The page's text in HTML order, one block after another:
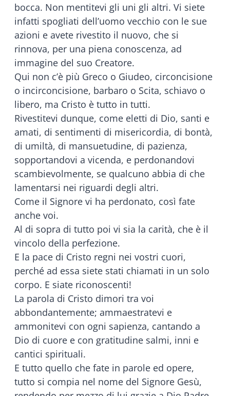
bocca. Non mentitevi gli uni gli altri. Vi siete
infatti spogliati dell’uomo vecchio con le sue
azioni e avete rivestito il nuovo, che si
rinnova, per una piena conoscenza, ad
immagine del suo Creatore.
Qui non c’è più Greco o Giudeo, circoncisione
o incirconcisione, barbaro o Scita, schiavo o
libero, ma Cristo è tutto in tutti.
Rivestitevi dunque, come eletti di Dio, santi e
amati, di sentimenti di misericordia, di bontà,
di umiltà, di mansuetudine, di pazienza,
sopportandovi a vicenda, e perdonandovi
scambievolmente, se qualcuno abbia di che
lamentarsi nei riguardi degli altri.
Come il Signore vi ha perdonato, così fate
anche voi.
Al di sopra di tutto poi vi sia la carità, che è il
vincolo della perfezione.
E la pace di Cristo regni nei vostri cuori,
perché ad essa siete stati chiamati in un solo
corpo. E siate riconoscenti!
La parola di Cristo dimori tra voi
abbondantemente; ammaestratevi e
ammonitevi con ogni sapienza, cantando a
Dio di cuore e con gratitudine salmi, inni e
cantici spirituali.
E tutto quello che fate in parole ed opere,
tutto si compia nel nome del Signore Gesù,